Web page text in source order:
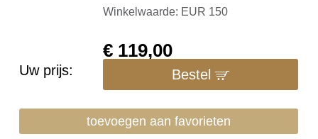
Winkelwaarde: EUR 150
Uw prijs:
€ 119,00
Bestel
toevoegen aan favorieten